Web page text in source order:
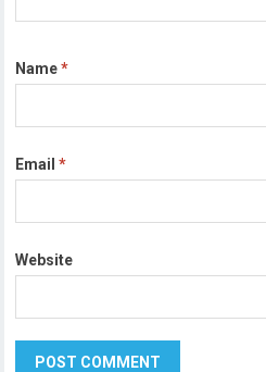
Name*
Email*
Website